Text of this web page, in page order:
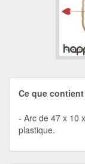
Ce que
Arc de 47 x 10
plastique.